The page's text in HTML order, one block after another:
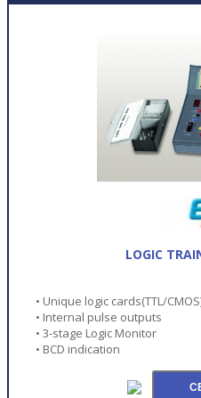
LOGIC
• Unique logic cards(TTL/
• Internal pulse outputs
• 3-stage Logic Monitor
• BCD indication